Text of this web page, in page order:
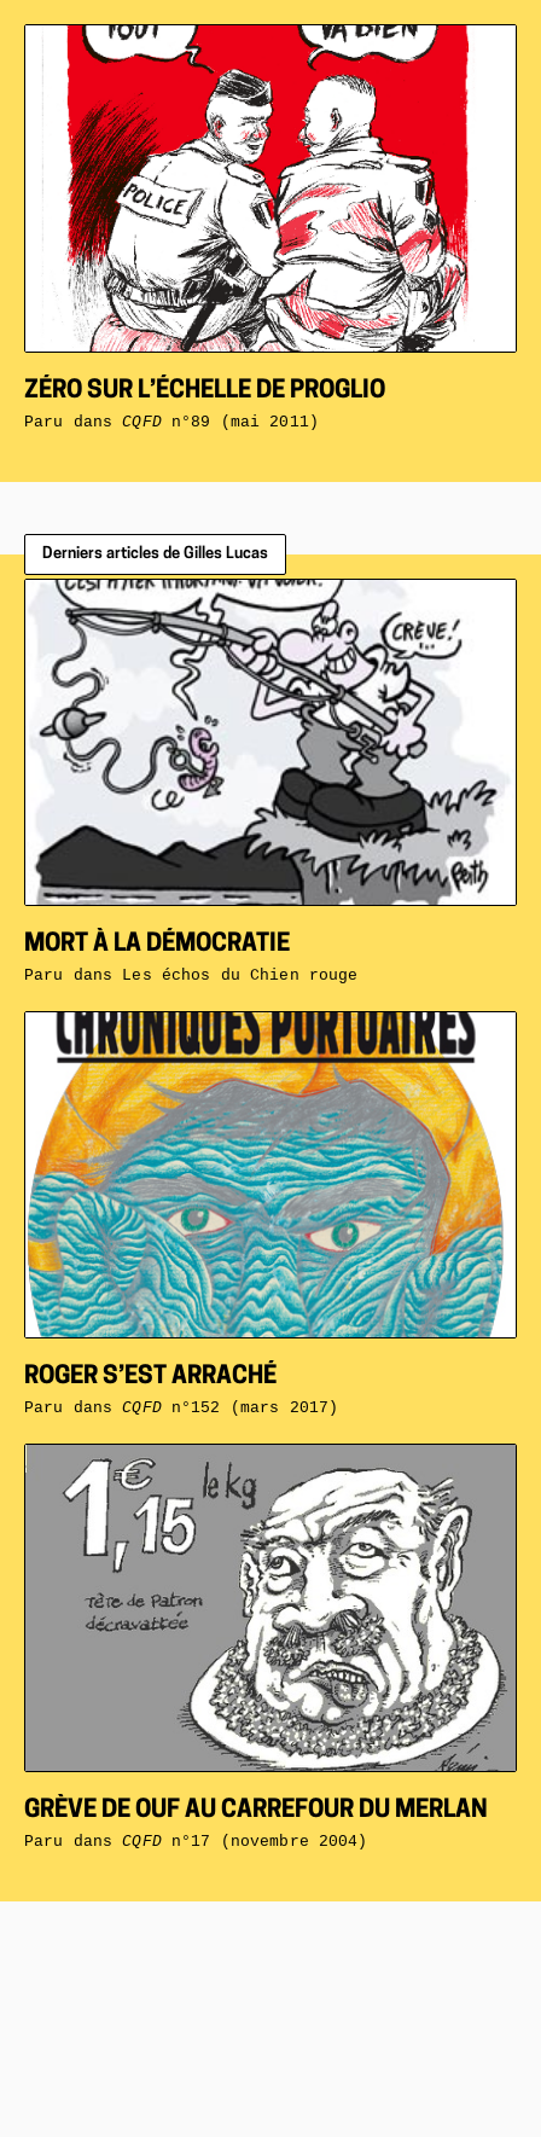
ZÉRO SUR L’ÉCHELLE DE PROGLIO
Paru dansCQFDn°89 (mai 2011)
Derniers articles de Gilles Lucas
GRÈVE DE OUF AU CARREFOUR DU MERLAN
Paru dansCQFDn°17 (novembre 2004)
ROGER S’EST ARRACHÉ
Paru dansCQFDn°152 (mars 2017)
MORT À LA DÉMOCRATIE
Paru dans Les échos du Chien rouge